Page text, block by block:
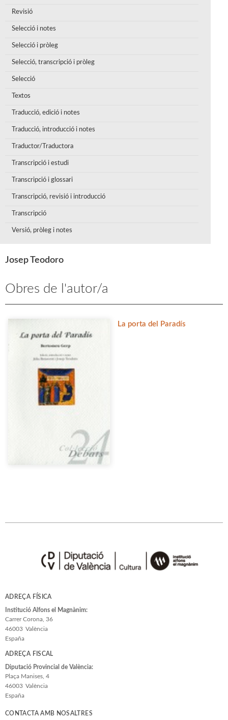
Revisió
Selecció i notes
Selecció i pròleg
Selecció, transcripció i pròleg
Selecció
Textos
Traducció, edició i notes
Traducció, introducció i notes
Traductor/Traductora
Transcripció i estudi
Transcripció i glossari
Transcripció, revisió i introducció
Transcripció
Versió, pròleg i notes
Josep Teodoro
Obres de l'autor/a
La porta del Paradís
ADREÇA FÍSICA
Institució Alfons el Magnànim:
Carrer Corona, 36
46003 València
España
ADREÇA FISCAL
Diputació Provincial de València:
Plaça Manises, 4
46003 València
España
CONTACTA AMB NOSALTRES